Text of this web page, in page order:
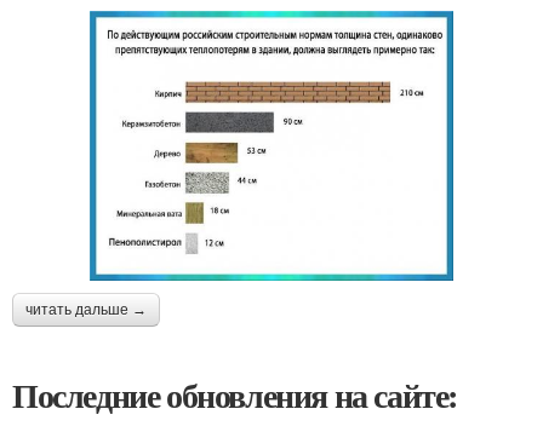
читать дальше →
Последние обновления на сайте: